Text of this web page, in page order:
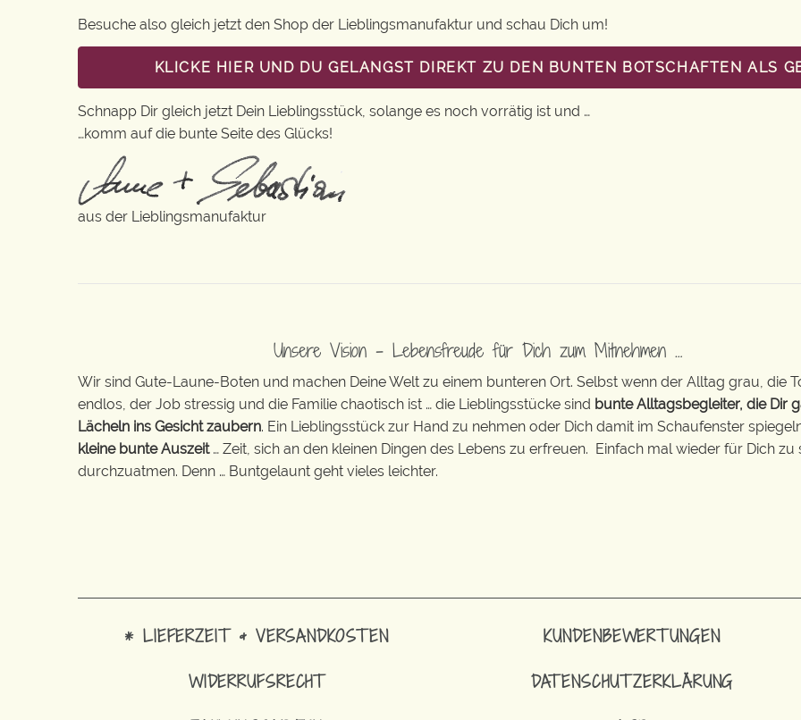
Besuche also gleich jetzt den Shop der Lieblingsmanufaktur und schau Dich um!
KLICKE HIER UND DU GELANGST DIREKT ZU DEN BUNTEN BOTSCHAFTEN ALS
Schnapp Dir gleich jetzt Dein Lieblingsstück, solange es noch vorrätig ist und …
…komm auf die bunte Seite des Glücks!
aus der Lieblingsmanufaktur
Unsere Vision – Lebensfreude für Dich zum Mitnehmen …
Wir sind Gute-Laune-Boten und machen Deine Welt zu einem bunteren Ort. Selbst wenn der Alltag grau, die
endlos, der Job stressig und die Familie chaotisch ist … die Lieblingsstücke sind bunte Alltagsbegleiter, die Dir
Lächeln ins Gesicht zaubern. Ein Lieblingsstück zur Hand zu nehmen oder Dich damit im Schaufenster
kleine bunte Auszeit… Zeit, sich an den kleinen Dingen des Lebens zu erfreuen. Einfach mal wieder für Dich zu
durchzuatmen. Denn … Buntgelaunt geht vieles leichter.
* LIEFERZEIT & VERSANDKOSTEN
WIDERRUFSRECHT
KUNDENBEWERTUNGEN
DATENSCHUTZERKLÄRUNG